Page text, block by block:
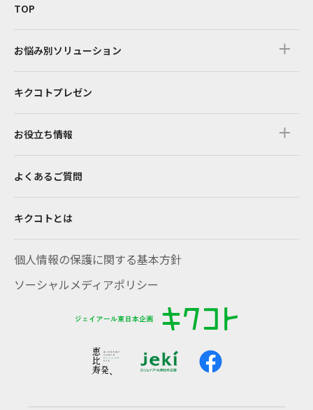
TOP
お悩み別ソリューション
キクコトプレゼン
お役立ち情報
よくあるご質問
キクコトとは
個人情報の保護に関する基本方針
ソーシャルメディアポリシー